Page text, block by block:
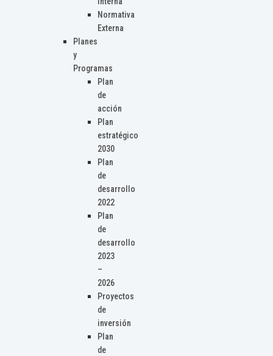
Normativa
Externa
Planes
y
Programas
Plan
de
acción
Plan
estratégico
2030
Plan
de
desarrollo
2022
Plan
de
desarrollo
2023
–
2026
Proyectos
de
inversión
Plan
de